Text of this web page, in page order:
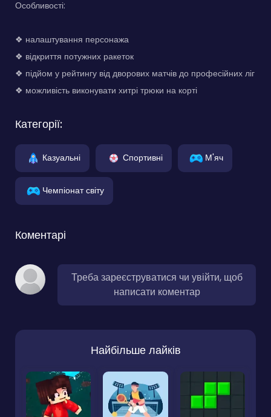
Особливості:
❖ налаштування персонажа
❖ відкриття потужних ракеток
❖ підйом у рейтингу від дворових матчів до професійних ліг
❖ можливість виконувати хитрі трюки на корті
Категорії:
Казуальні Спортивні М'яч
Чемпіонат світу
Коментарі
Треба зареєструватися чи увійти, щоб
написати коментар
Найбільше лайків